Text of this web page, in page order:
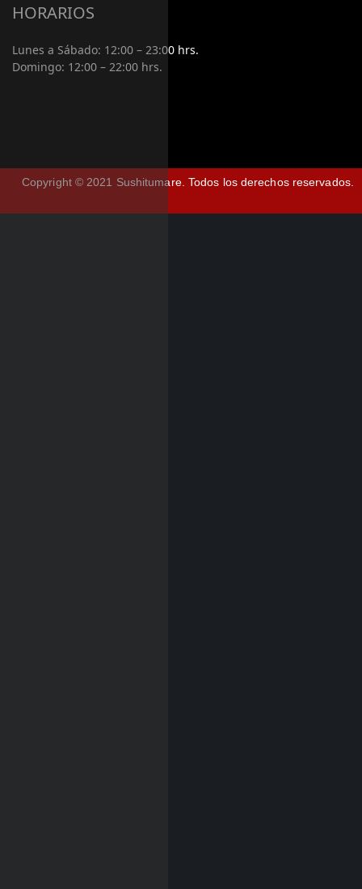
HORARIOS
Lunes a Sábado: 12:00 – 23:00 hrs.
Domingo: 12:00 – 22:00 hrs.
Copyright © 2021 Sushitumare. Todos los derechos reservados.